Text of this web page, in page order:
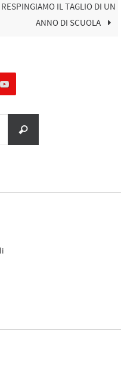
RESPINGIAMO IL TAGLIO DI UN
ANNO DI SCUOLA